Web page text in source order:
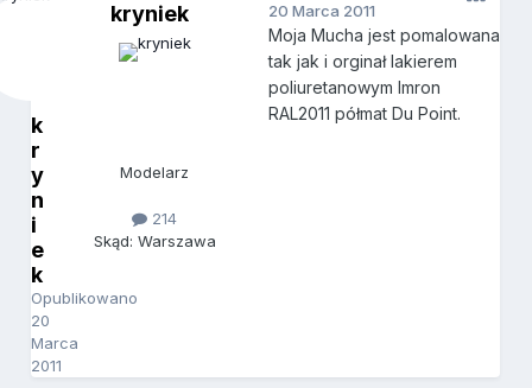
k
r
y
n
i
e
k
Opublikowano
20
Marca
2011
kryniek
Modelarz
214
Skąd: Warszawa
20 Marca 2011
Moja Mucha jest pomalowana
tak jak i orginał lakierem
poliuretanowym Imron
RAL2011 półmat Du Point.